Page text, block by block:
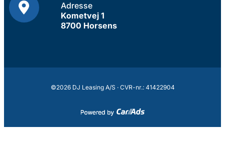
Adresse
Kometvej 1
8700 Horsens
©2026 DJ Leasing A/S · CVR-nr.: 41422904